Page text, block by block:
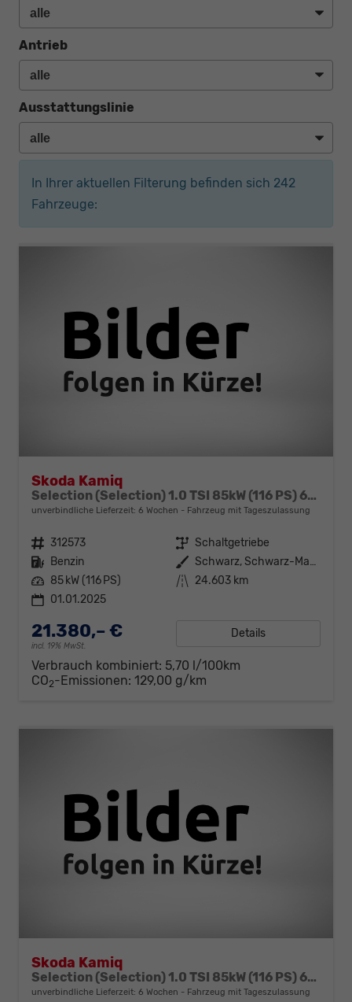
Antrieb
Ausstattungslinie
In Ihrer aktuellen Filterung befinden sich 242
Fahrzeuge:
Skoda Kamiq
Selection (Selection) 1.0 TSI 85kW (116 PS) 6-Gang Schaltgetriebe
unverbindliche Lieferzeit: 6 Wochen Fahrzeug mit Tageszulassung
Fahrzeugnr. 312573 Getriebe Schaltgetriebe
Kraftstoff Benzin Außenfarbe
Schwarz, Schwarz-Magic Perleffekt (1Z)
Leistung 85 kW (116 PS) Kilometerstand 24.603 km
01.01.2025
21.380,– €
incl. 19% MwSt.
Details
Verbrauch kombiniert: 5,70 l/100km
CO2-Emissionen: 129,00 g/km
Skoda Kamiq
Selection (Selection) 1.0 TSI 85kW (116 PS) 6-Gang Schaltgetriebe
unverbindliche Lieferzeit: 6 Wochen Fahrzeug mit Tageszulassung